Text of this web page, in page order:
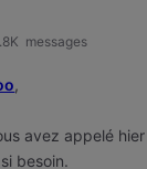
messages
,
avez appelé
besoin.